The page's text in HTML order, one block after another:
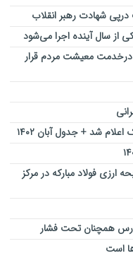
شهادت رهبر انقلاب
از سال آینده اجرا می‌شود
درخدمت معیشت مردم قرار
شد + جدول آبان ۱۴۰۲
ارزی فولاد مبارکه در مرکز
همچنان تحت فشار
است